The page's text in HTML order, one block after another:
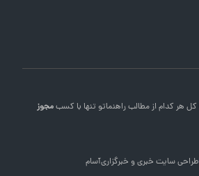
راهنماتو تنها با کسبمجوز
طراحی سایت خبری و خبرگزاریآسام